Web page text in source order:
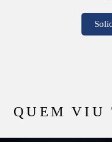
QUEM VIU